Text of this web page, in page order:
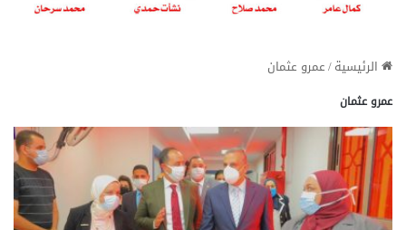
الرئيسية/عمرو عثمان
عمرو عثمان